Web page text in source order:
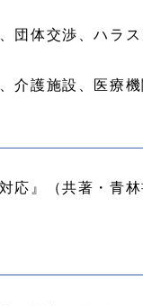
団体交渉、ハラ
介護施設、医療
応』（共著・青林